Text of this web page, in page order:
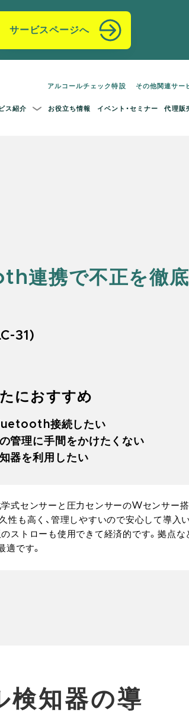
サービスページへ
アルコールチェック特設 その他関連サー
ス紹介 お役立ち情報 イベント・セミナー 代理販
連携で不正を徹底
31)
におすすめ
接続したい
管理に手間をかけたくない
器を利用したい
式センサーと圧力センサーのWセンサー搭
性も高く、管理しやすいので安心して導入
ストローも使用できて経済的です。拠点な
適です。
検知器の導